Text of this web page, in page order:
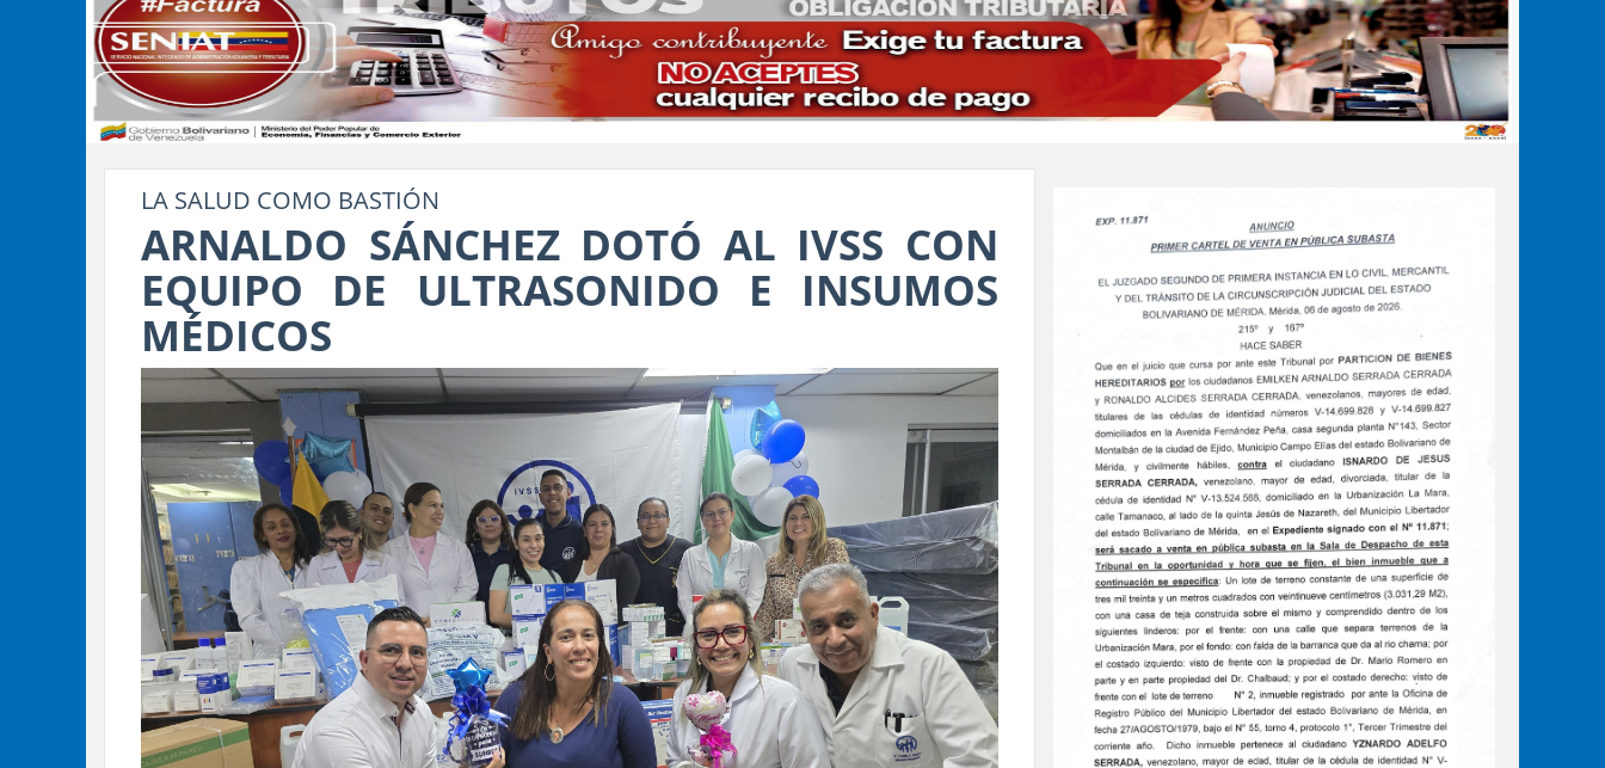
LA SALUD COMO BASTIÓN
ARNALDO SÁNCHEZ DOTÓ AL IVSS CON
EQUIPO DE ULTRASONIDO E INSUMOS
MÉDICOS